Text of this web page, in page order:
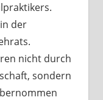
der
nicht durch
sondern